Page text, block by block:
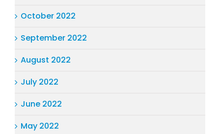
October 2022
September 2022
August 2022
July 2022
June 2022
May 2022